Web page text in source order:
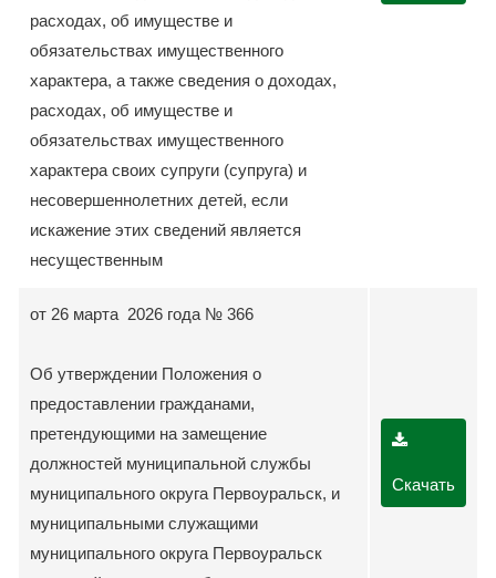
расходах, об имуществе и
обязательствах имущественного
характера, а также сведения о доходах,
расходах, об имуществе и
обязательствах имущественного
характера своих супруги (супруга) и
несовершеннолетних детей, если
искажение этих сведений является
несущественным
от 26 марта 2026 года № 366
Об утверждении Положения о
предоставлении гражданами,
претендующими на замещение
должностей муниципальной службы
муниципального округа Первоуральск, и
муниципальными служащими
муниципального округа Первоуральск
Скачать